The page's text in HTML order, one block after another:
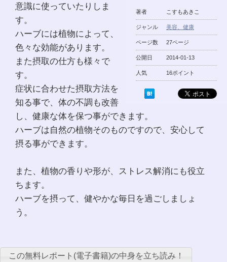
著者 こすもあきこ
ジャンル 美容、健康
ページ数 27ページ
公開日 2014-01-13
人気 16ポイント
意識に使っていたりしま
す。
ハーブには植物によって、
色々な効能があります。
また摂取の仕方も様々で
す。
症状に合わせた摂取方法を
知る事で、体の不調も改善
し、健康な体を保つ事ができます。
ハーブは自然の植物そのものですので、安心して
摂る事ができます。
また、植物の香りや形が、ストレス解消にも役立
ちます。
ハーブを摂って、健やかな毎日を過ごしましょ
う。
この無料レポート(電子書籍)の中身を立ち読み！